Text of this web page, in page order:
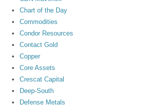
Chart of the Day
Commodities
Condor Resources
Contact Gold
Copper
Core Assets
Crescat Capital
Deep-South
Defense Metals